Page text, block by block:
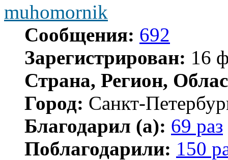
muhomornik
Сообщения: 692
Зарегистрирован: 16
Страна, Регион,
Город: Санкт-
Благодарил (а): 69 раз
Поблагодарили: 150